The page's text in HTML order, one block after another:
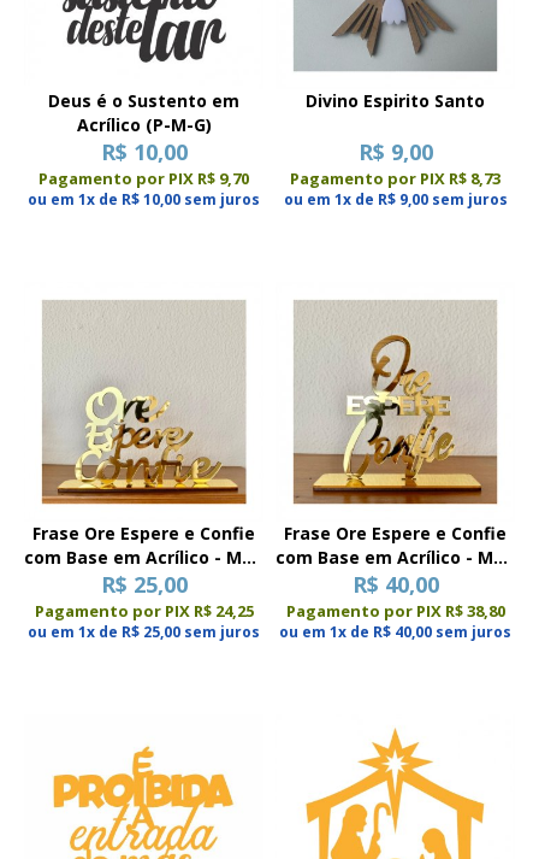
Deus é o Sustento em
Acrílico (P-M-G)
R$ 10,00
Pagamento por PIX R$ 9,70
ou em 1x de R$ 10,00 sem juros
Divino Espirito Santo
R$ 9,00
Pagamento por PIX R$ 8,73
ou em 1x de R$ 9,00 sem juros
Frase Ore Espere e Confie
com Base em Acrílico - Mod
01
R$ 25,00
Pagamento por PIX R$ 24,25
ou em 1x de R$ 25,00 sem juros
Frase Ore Espere e Confie
com Base em Acrílico - Mod
02
R$ 40,00
Pagamento por PIX R$ 38,80
ou em 1x de R$ 40,00 sem juros